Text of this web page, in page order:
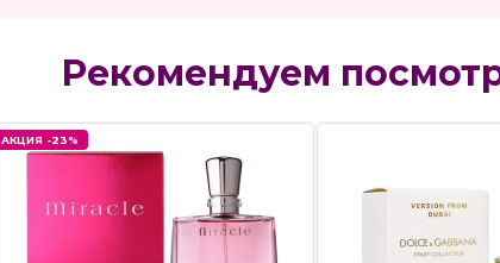
Рекомендуем
АКЦИЯ -23%